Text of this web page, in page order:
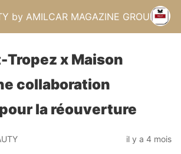
by AMILCAR MAGAZINE GROUP.
Tropez x Maison
collaboration
la réouverture
il y a 4 mois